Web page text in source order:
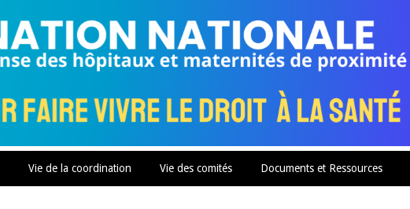
Vie de la coordination Vie des comités Documents et Ressources